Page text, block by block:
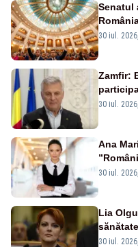
Senatul
de euro
30 iul.
Zamfir:
30 iul.
Ana
Bolojan”
30 iul.
Lia
30 iul.